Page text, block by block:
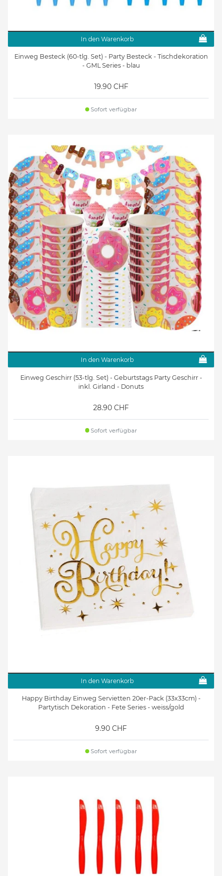
In den Warenkorb
Einweg Besteck (60-tlg. Set) - Party Besteck - Tischdekoration
- GML Series - blau
19.90 CHF
Sofort verfügbar
In den Warenkorb
Einweg Geschirr (53-tlg. Set) - Geburtstags Party Geschirr -
inkl. Girland - Donuts
28.90 CHF
Sofort verfügbar
In den Warenkorb
Happy Birthday Einweg Servietten 20er-Pack (33x33cm) -
Partytisch Dekoration - Fete Series - weiss/gold
9.90 CHF
Sofort verfügbar